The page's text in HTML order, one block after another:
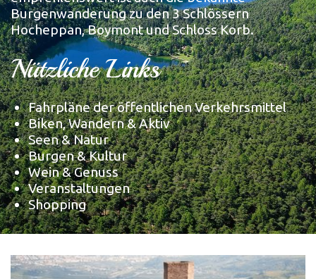
Burgenwanderung zu den 3 Schlössern
Hocheppan, Boymont und Schloss Korb.
Nützliche Links
Fahrpläne der öffentlichen Verkehrsmittel
Biken, Wandern & Aktiv
Seen & Natur
Burgen & Kultur
Wein & Genuss
Veranstaltungen
Shopping